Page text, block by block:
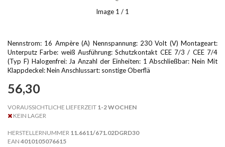
Image 1 / 1
Nennstrom: 16 Ampère (A) Nennspannung: 230 Volt (V) Montageart:
Unterputz Farbe: weiß Ausführung: Schutzkontakt CEE 7/3 / CEE 7/4
(Typ F) Halogenfrei: Ja Anzahl der Einheiten: 1 Abschließbar: Nein Mit
Klappdeckel: Nein Anschlussart: sonstige Oberflä
56,30
VORAUSSICHTLICHE LIEFERZEIT 1-2 WOCHEN
KEIN LAGER
HERSTELLERNUMMER 11.6611/671.02DGRD30
EAN 4010105076615